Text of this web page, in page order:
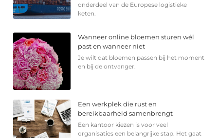
onderdeel van de Europese logistieke
keten.
Wanneer online bloemen sturen wél
past en wanneer niet
Je wilt dat bloemen passen bij het moment
en bij de ontvanger.
Een werkplek die rust en
bereikbaarheid samenbrengt
Een kantoor kiezen is voor veel
organisaties een belangrijke stap. Het gaat